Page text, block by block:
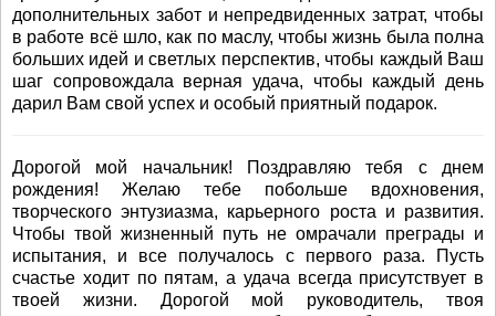
дополнительных забот и непредвиденных затрат, чтобы
в работе всё шло, как по маслу, чтобы жизнь была полна
больших идей и светлых перспектив, чтобы каждый Ваш
шаг сопровождала верная удача, чтобы каждый день
дарил Вам свой успех и особый приятный подарок.
Дорогой мой начальник! Поздравляю тебя с днем
рождения! Желаю тебе побольше вдохновения,
творческого энтузиазма, карьерного роста и развития.
Чтобы твой жизненный путь не омрачали преграды и
испытания, и все получалось с первого раза. Пусть
счастье ходит по пятам, а удача всегда присутствует в
твоей жизни. Дорогой мой руководитель, твоя